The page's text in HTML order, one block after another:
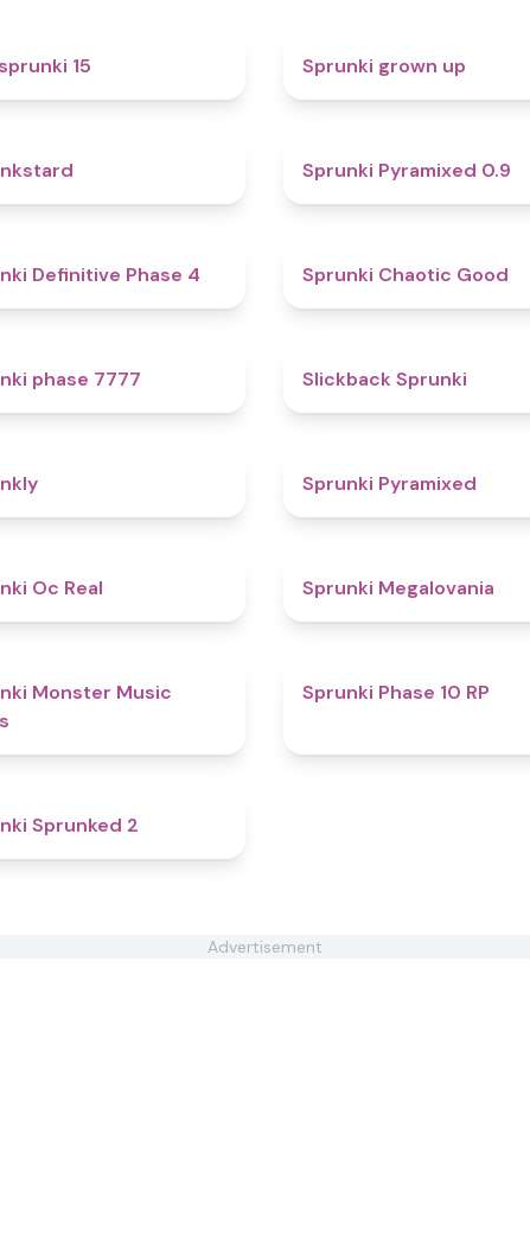
15 Sprunki grown up
Sprunki Pyramixed 0.9
Definitive Phase 4 Sprunki Chaotic Good
phase 7777 Slickback Sprunki
Sprunki Pyramixed
Oc Real Sprunki Megalovania
Monster Music
Sprunki Phase 10 RP
Sprunked 2
Advertisement